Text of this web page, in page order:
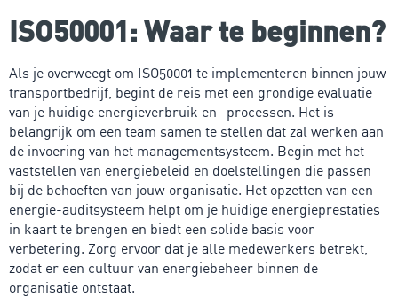
ISO50001: Waar te beginnen?
Als je overweegt om ISO50001 te implementeren binnen jouw
transportbedrijf, begint de reis met een grondige evaluatie
van je huidige energieverbruik en -processen. Het is
belangrijk om een team samen te stellen dat zal werken aan
de invoering van het managementsysteem. Begin met het
vaststellen van energiebeleid en doelstellingen die passen
bij de behoeften van jouw organisatie. Het opzetten van een
energie-auditsysteem helpt om je huidige energieprestaties
in kaart te brengen en biedt een solide basis voor
verbetering. Zorg ervoor dat je alle medewerkers betrekt,
zodat er een cultuur van energiebeheer binnen de
organisatie ontstaat.